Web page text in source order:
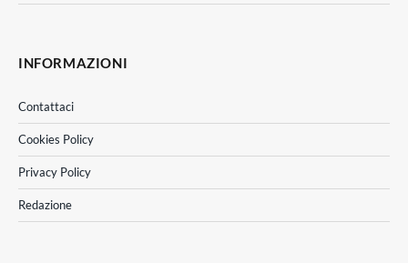
INFORMAZIONI
Contattaci
Cookies Policy
Privacy Policy
Redazione